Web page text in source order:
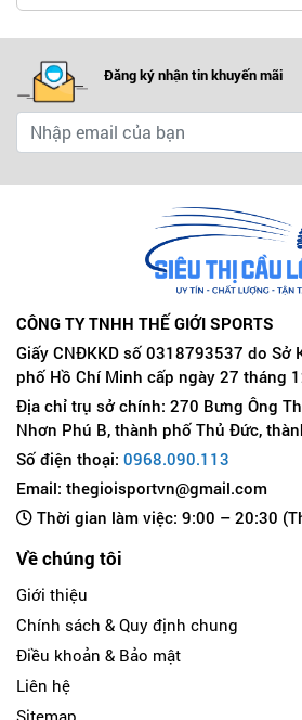
Đăng ký nhận tin khuyến mãi
CÔNG TY TNHH THẾ GIỚI SPORTS
Giấy CNĐKKD số 0318793537 do Sở
phố Hồ Chí Minh cấp ngày 27 tháng
Địa chỉ trụ sở chính: 270 Bưng Ông
Nhơn Phú B, thành phố Thủ Đức,
Số điện thoại: 0968.090.113
Email: thegioisportvn@gmail.com
Thời gian làm việc: 9:00 – 20:30
Về chúng tôi
Giới thiệu
Chính sách & Quy định chung
Điều khoản & Bảo mật
Liên hệ
Sitemap